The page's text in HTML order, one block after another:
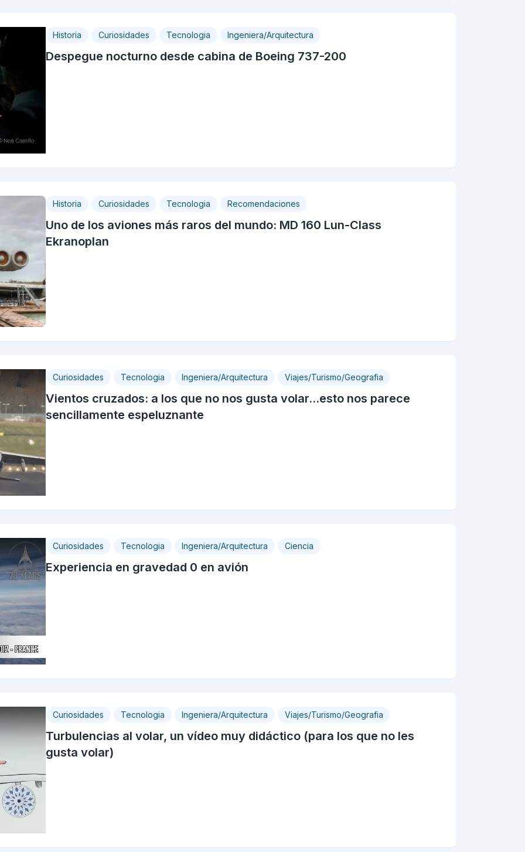
Historia Curiosidades Tecnologia Ingeniera/Arquitectura
Despegue nocturno desde cabina de Boeing 737-200
Historia Curiosidades Tecnologia Recomendaciones
Uno de los aviones más raros del mundo: MD 160 Lun-Class
Ekranoplan
Curiosidades Tecnologia Ingeniera/Arquitectura Viajes/Turismo/Geografia
Vientos cruzados: a los que no nos gusta volar...esto nos parece
sencillamente espeluznante
Curiosidades Tecnologia Ingeniera/Arquitectura Ciencia
Experiencia en gravedad 0 en avión
Curiosidades Tecnologia Ingeniera/Arquitectura Viajes/Turismo/Geografia
Turbulencias al volar, un vídeo muy didáctico (para los que no les
gusta volar)